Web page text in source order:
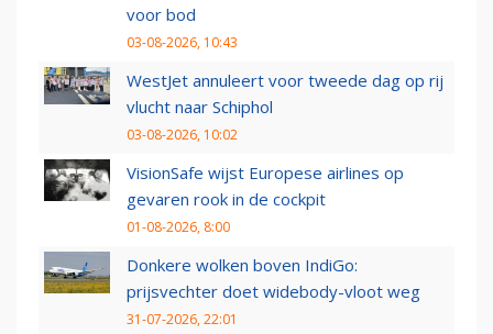
voor bod
03-08-2026, 10:43
WestJet annuleert voor tweede dag op rij
vlucht naar Schiphol
03-08-2026, 10:02
VisionSafe wijst Europese airlines op
gevaren rook in de cockpit
01-08-2026, 8:00
Donkere wolken boven IndiGo:
prijsvechter doet widebody-vloot weg
31-07-2026, 22:01